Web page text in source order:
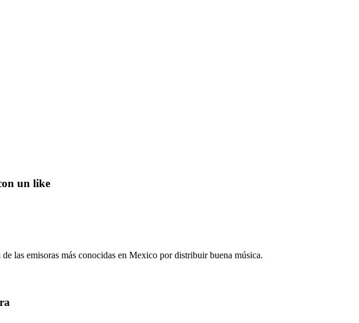
un like
las emisoras más conocidas en Mexico por distribuir buena música.